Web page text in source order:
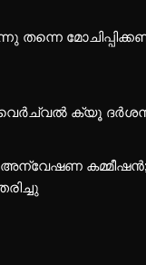
തന്നെ
ക്യൂ
അന്വേഷണ